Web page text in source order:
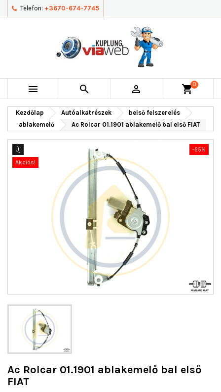
Telefon: +3670-674-7745
   shopping_cart0
Kezdőlap Autóalkatrészek
belső felszerelés
ablakemelő
Ac Rolcar 01.1901 ablakemelő bal első FIAT
Új
-55%
Akciós!
Ac Rolcar 01.1901 ablakemelő bal első
FIAT